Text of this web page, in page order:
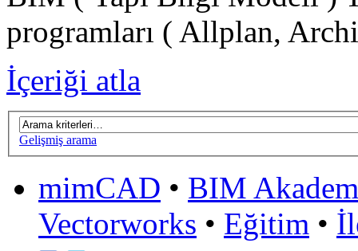
programları ( Allplan,
İçeriği atla
Gelişmiş arama
mimCAD • BIM
Vectorworks • Eğitim •